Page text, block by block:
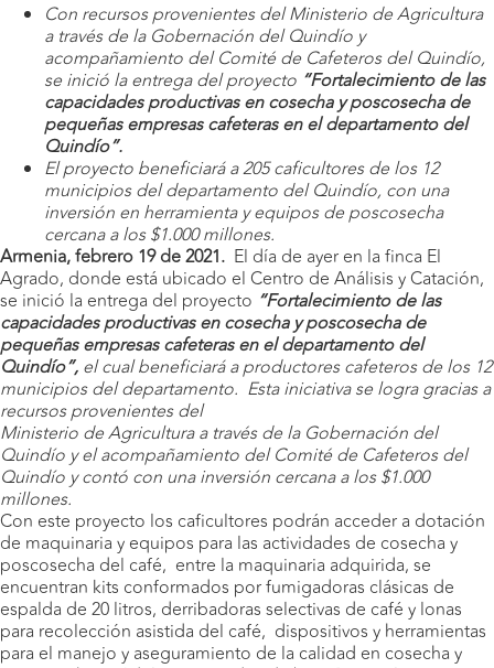
Con recursos provenientes del Ministerio de Agricultura
a través de la Gobernación del Quindío y
acompañamiento del Comité de Cafeteros del Quindío,
se inició la entrega del proyecto “Fortalecimiento de las
capacidades productivas en cosecha y poscosecha de
pequeñas empresas cafeteras en el departamento del
Quindío”.
El proyecto beneficiará a 205 caficultores de los 12
municipios del departamento del Quindío, con una
inversión en herramienta y equipos de poscosecha
cercana a los $1.000 millones.
Armenia, febrero 19 de 2021. El día de ayer en la finca El
Agrado, donde está ubicado el Centro de Análisis y Catación,
se inició la entrega del proyecto “Fortalecimiento de las
capacidades productivas en cosecha y poscosecha de
pequeñas empresas cafeteras en el departamento del
Quindío”, el cual beneficiará a productores cafeteros de los 12
municipios del departamento. Esta iniciativa se logra gracias a
recursos provenientes del
Ministerio de Agricultura a través de la Gobernación del
Quindío y el acompañamiento del Comité de Cafeteros del
Quindío y contó con una inversión cercana a los $1.000
millones.
Con este proyecto los caficultores podrán acceder a dotación
de maquinaria y equipos para las actividades de cosecha y
poscosecha del café, entre la maquinaria adquirida, se
encuentran kits conformados por fumigadoras clásicas de
espalda de 20 litros, derribadoras selectivas de café y lonas
para recolección asistida del café, dispositivos y herramientas
para el manejo y aseguramiento de la calidad en cosecha y